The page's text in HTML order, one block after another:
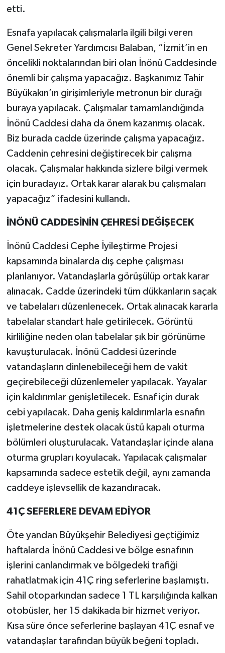
etti.
Esnafa yapılacak çalışmalarla ilgili bilgi veren
Genel Sekreter Yardımcısı Balaban, “İzmit’in en
öncelikli noktalarından biri olan İnönü Caddesinde
önemli bir çalışma yapacağız. Başkanımız Tahir
Büyükakın’ın girişimleriyle metronun bir durağı
buraya yapılacak. Çalışmalar tamamlandığında
İnönü Caddesi daha da önem kazanmış olacak.
Biz burada cadde üzerinde çalışma yapacağız.
Caddenin çehresini değiştirecek bir çalışma
olacak. Çalışmalar hakkında sizlere bilgi vermek
için buradayız. Ortak karar alarak bu çalışmaları
yapacağız” ifadesini kullandı.
İNÖNÜ CADDESİNİN ÇEHRESİ DEĞİŞECEK
İnönü Caddesi Cephe İyileştirme Projesi
kapsamında binalarda dış cephe çalışması
planlanıyor. Vatandaşlarla görüşülüp ortak karar
alınacak. Cadde üzerindeki tüm dükkanların saçak
ve tabelaları düzenlenecek. Ortak alınacak kararla
tabelalar standart hale getirilecek. Görüntü
kirliliğine neden olan tabelalar şık bir görünüme
kavuşturulacak. İnönü Caddesi üzerinde
vatandaşların dinlenebileceği hem de vakit
geçirebileceği düzenlemeler yapılacak. Yayalar
için kaldırımlar genişletilecek. Esnaf için durak
cebi yapılacak. Daha geniş kaldırımlarla esnafın
işletmelerine destek olacak üstü kapalı oturma
bölümleri oluşturulacak. Vatandaşlar içinde alana
oturma grupları koyulacak. Yapılacak çalışmalar
kapsamında sadece estetik değil, aynı zamanda
caddeye işlevsellik de kazandıracak.
41Ç SEFERLERE DEVAM EDİYOR
Öte yandan Büyükşehir Belediyesi geçtiğimiz
haftalarda İnönü Caddesi ve bölge esnafının
işlerini canlandırmak ve bölgedeki trafiği
rahatlatmak için 41Ç ring seferlerine başlamıştı.
Sahil otoparkından sadece 1 TL karşılığında kalkan
otobüsler, her 15 dakikada bir hizmet veriyor.
Kısa süre önce seferlerine başlayan 41Ç esnaf ve
vatandaşlar tarafından büyük beğeni topladı.